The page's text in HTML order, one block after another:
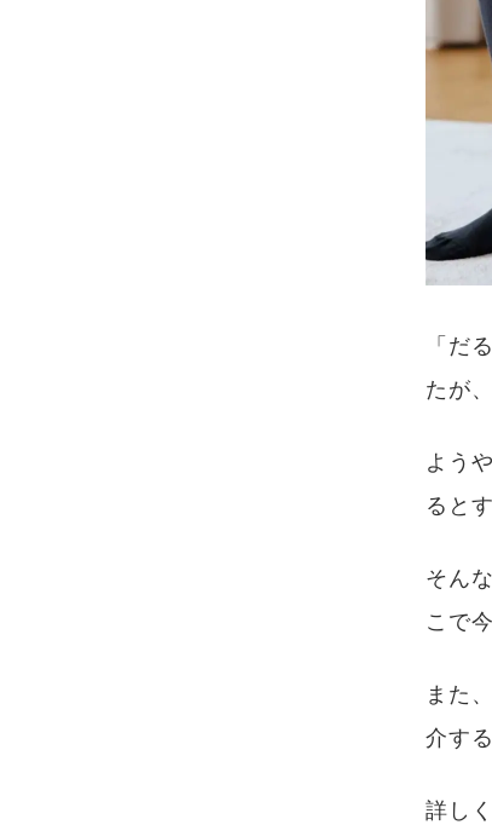
「だ
たが
よう
ると
そん
こで
また
介す
詳し